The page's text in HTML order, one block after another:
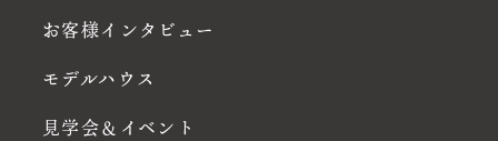
お客様インタビュー
モデルハウス
見学会＆イベント